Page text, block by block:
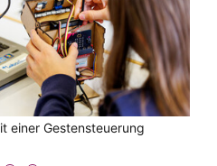
einer Gestensteuerung
- das war im
eine ganze Mädchengruppe